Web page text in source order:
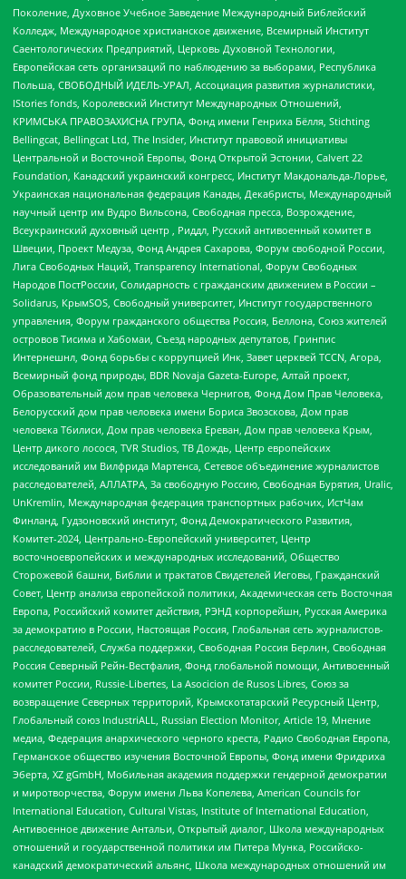
Поколение, Духовное Учебное Заведение Международный Библейский
Колледж, Международное христианское движение, Всемирный Институт
Саентологических Предприятий, Церковь Духовной Технологии,
Европейская сеть организаций по наблюдению за выборами, Республика
Польша, СВОБОДНЫЙ ИДЕЛЬ-УРАЛ, Ассоциация развития журналистики,
IStories fonds, Королевский Институт Международных Отношений,
КРИМСЬКА ПРАВОЗАХИСНА ГРУПА, Фонд имени Генриха Бёлля, Stichting
Bellingcat, Bellingcat Ltd, The Insider, Институт правовой инициативы
Центральной и Восточной Европы, Фонд Открытой Эстонии, Calvert 22
Foundation, Канадский украинский конгресс, Институт Макдональда-Лорье,
Украинская национальная федерация Канады, Декабристы, Международный
научный центр им Вудро Вильсона, Свободная пресса, Возрождение,
Всеукраинский духовный центр , Риддл, Русский антивоенный комитет в
Швеции, Проект Медуза, Фонд Андрея Сахарова, Форум свободной России,
Лига Свободных Наций, Transparеncy International, Форум Свободных
Народов ПостРоссии, Солидарность с гражданским движением в России –
Solidarus, КрымSOS, Свободный университет, Институт государственного
управления, Форум гражданского общества Россия, Беллона, Союз жителей
островов Тисима и Хабомаи, Съезд народных депутатов, Гринпис
Интернешнл, Фонд борьбы с коррупцией Инк, Завет церквей TCCN, Агора,
Всемирный фонд природы, BDR Novaja Gazeta-Europe, Алтай проект,
Образовательный дом прав человека Чернигов, Фонд Дом Прав Человека,
Белорусский дом прав человека имени Бориса Звозскова, Дом прав
человека Тбилиси, Дом прав человека Ереван, Дом прав человека Крым,
Центр дикого лосося, TVR Studios, ТВ Дождь, Центр европейских
исследований им Вилфрида Мартенса, Сетевое объединение журналистов
расследователей, АЛЛАТРА, За свободную Россию, Свободная Бурятия, Uralic,
UnKremlin, Международная федерация транспортных рабочих, ИстЧам
Финланд, Гудзоновский институт, Фонд Демократического Развития,
Комитет-2024, Центрально-Европейский университет, Центр
восточноевропейских и международных исследований, Общество
Сторожевой башни, Библии и трактатов Свидетелей Иеговы, Гражданский
Совет, Центр анализа европейской политики, Академическая сеть Восточная
Европа, Российский комитет действия, РЭНД корпорейшн, Русская Америка
за демократию в России, Настоящая Россия, Глобальная сеть журналистов-
расследователей, Служба поддержки, Свободная Россия Берлин, Свободная
Россия Северный Рейн-Вестфалия, Фонд глобальной помощи, Антивоенный
комитет России, Russie-Libertes, La Asocicion de Rusos Libres, Союз за
возвращение Северных территорий, Крымскотатарский Ресурсный Центр,
Глобальный союз IndustriALL, Russian Election Monitor, Article 19, Мнение
медиа, Федерация анархического черного креста, Радио Свободная Европа,
Германское общество изучения Восточной Европы, Фонд имени Фридриха
Эберта, XZ gGmbH, Мобильная академия поддержки гендерной демократии
и миротворчества, Форум имени Льва Копелева, American Councils for
International Education, Cultural Vistas, Institute of International Education,
Антивоенное движение Антальи, Открытый диалог, Школа международных
отношений и государственной политики им Питера Мунка, Российско-
канадский демократический альянс, Школа международных отношений им